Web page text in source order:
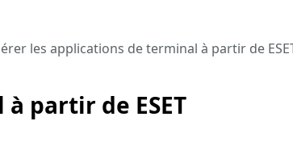
partir de ESET
les applications de terminal à partir de